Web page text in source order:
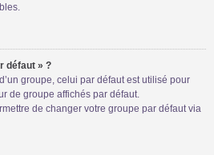
défaut » ?
groupe, celui par défaut est utilisé pour
de groupe affichés par défaut.
de changer votre groupe par défaut via